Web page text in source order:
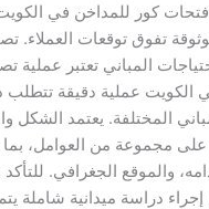
للمداخن في الكويت، مما
توقعات العملاء. تصميم
تعتبر عملية تصميم
عملية دقيقة تتطلب دراسة
يعتمد الشكل والحجم
من العوامل، بما في
الجغرافي. للتأكد من
ميدانية شاملة يتم من